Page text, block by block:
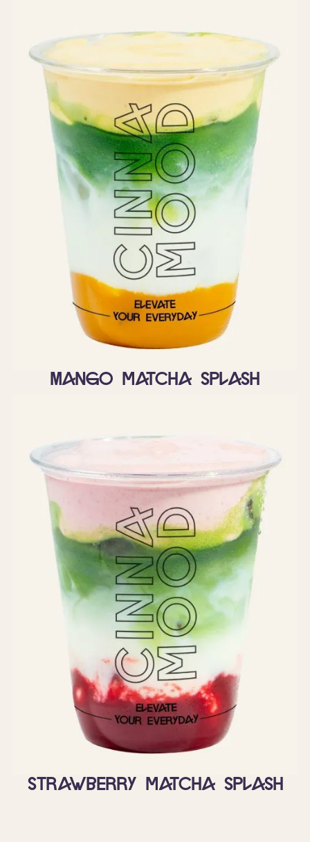
Mango matcha splash
Strawberry matcha splash